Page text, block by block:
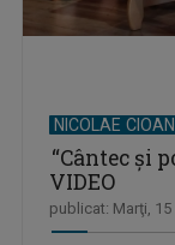
NICOLAE
“Cântec şi
VIDEO
publicat: Marţi, 15